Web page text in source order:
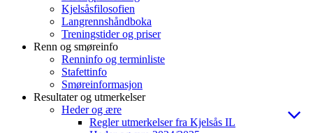
Kjelsåsfilosofien
Langrennshåndboka
Treningstider og priser
Renn og smøreinfo
Renninfo og terminliste
Stafettinfo
Smøreinformasjon
Resultater og utmerkelser
Heder og ære
Regler utmerkelser fra Kjelsås IL